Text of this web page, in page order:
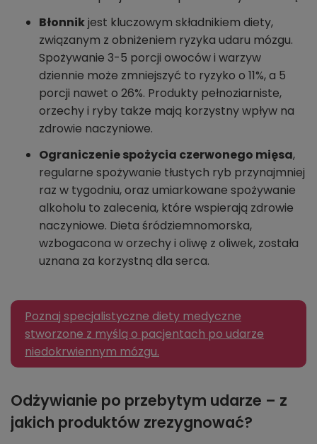
Błonnikjest kluczowym składnikiem diety,
związanym z obniżeniem ryzyka udaru mózgu.
Spożywanie 3-5 porcji owoców i warzyw
dziennie może zmniejszyć to ryzyko o 11%, a 5
porcji nawet o 26%. Produkty pełnoziarniste,
orzechy i ryby także mają korzystny wpływ na
zdrowie naczyniowe.
Ograniczenie spożycia czerwonego mięsa,
regularne spożywanie tłustych ryb przynajmniej
raz w tygodniu, oraz umiarkowane spożywanie
alkoholu to zalecenia, które wspierają zdrowie
naczyniowe. Dieta śródziemnomorska,
wzbogacona w orzechy i oliwę z oliwek, została
uznana za korzystną dla serca.
Poznaj specjalistyczne diety medyczne
stworzone z myślą o pacjentach po udarze
niedokrwiennym mózgu.
Odżywianie po przebytym udarze – z
jakich produktów zrezygnować?